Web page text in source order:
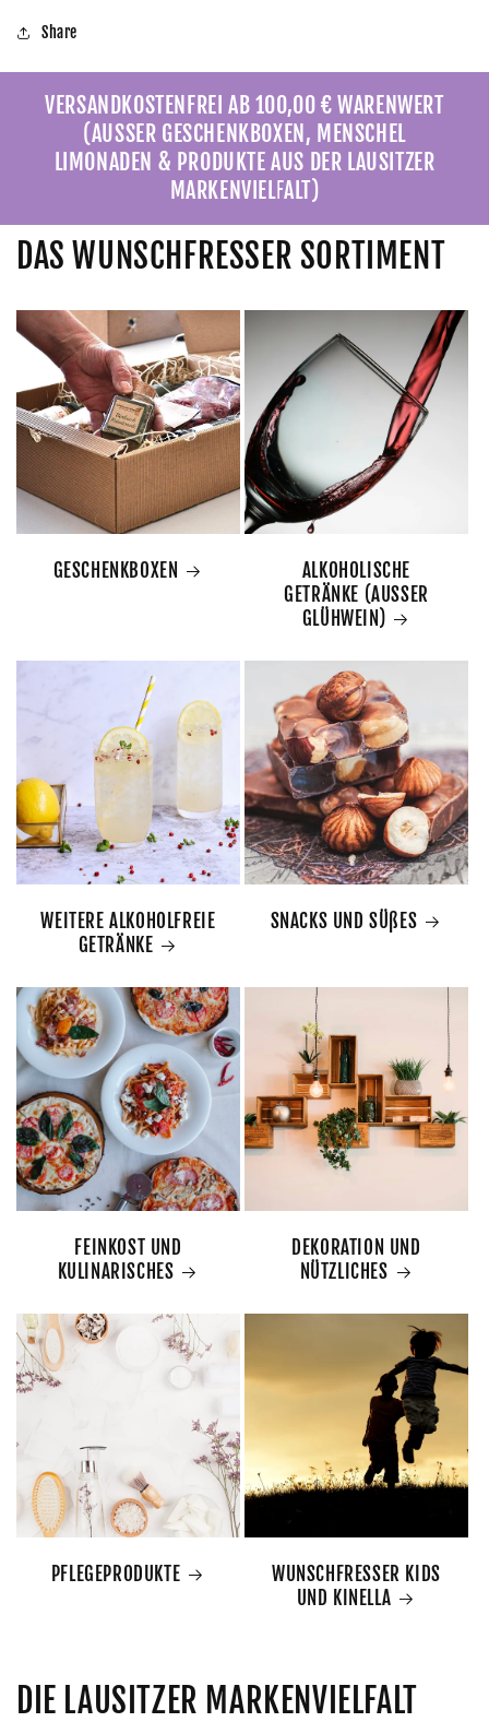
Share
VERSANDKOSTENFREI AB 100,00 € WARENWERT
(AUSSER GESCHENKBOXEN, MENSCHEL
LIMONADEN & PRODUKTE AUS DER LAUSITZER
MARKENVIELFALT)
DAS WUNSCHFRESSER SORTIMENT
GESCHENKBOXEN
ALKOHOLISCHE
GETRÄNKE (AUSSER
GLÜHWEIN)
WEITERE ALKOHOLFREIE
GETRÄNKE
SNACKS UND SÜßES
FEINKOST UND
KULINARISCHES
DEKORATION UND
NÜTZLICHES
PFLEGEPRODUKTE
WUNSCHFRESSER KIDS
UND KINELLA
DIE LAUSITZER MARKENVIELFALT